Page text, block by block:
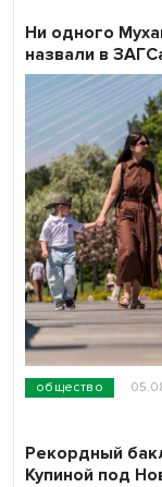
общество
Ни одного
назвали в
Рекордный
Купиной под